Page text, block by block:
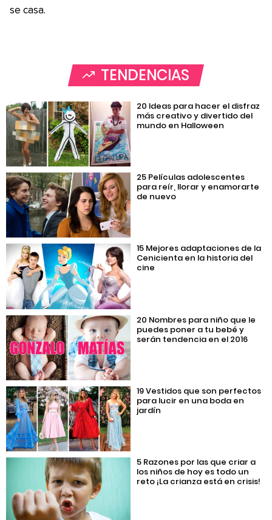
se casa.
TENDENCIAS
20 Ideas para hacer el disfraz
más creativo y divertido del
mundo en Halloween
25 Películas adolescentes
para reír, llorar y enamorarte
de nuevo
15 Mejores adaptaciones de la
Cenicienta en la historia del
cine
20 Nombres para niño que le
puedes poner a tu bebé y
serán tendencia en el 2016
19 Vestidos que son perfectos
para lucir en una boda en
jardín
5 Razones por las que criar a
los niños de hoy es todo un
reto ¡La crianza está en crisis!